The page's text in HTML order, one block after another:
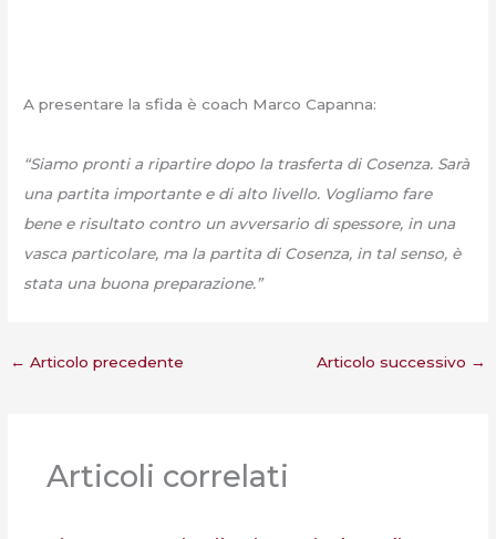
A presentare la sfida è coach Marco Capanna:
“Siamo pronti a ripartire dopo la trasferta di Cosenza. Sarà
una partita importante e di alto livello. Vogliamo fare
bene e risultato contro un avversario di spessore, in una
vasca particolare, ma la partita di Cosenza, in tal senso, è
stata una buona preparazione.”
← Articolo precedente Articolo successivo →
Articoli correlati